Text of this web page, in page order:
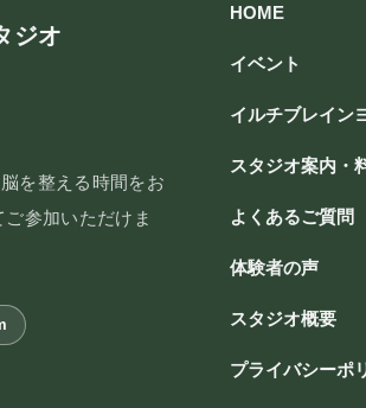
ジオ
を整える時間をお
参加いただけま
HOME
イベント
イルチブレイン
スタジオ案内・
よくあるご質問
体験者の声
スタジオ概要
プライバシーポ